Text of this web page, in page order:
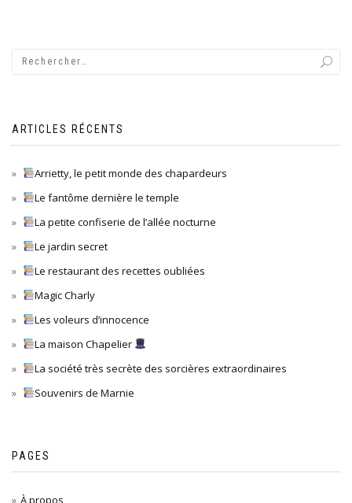
ARTICLES RÉCENTS
Arrietty, le petit monde des chapardeurs
Le fantôme dernière le temple
La petite confiserie de l’allée nocturne
Le jardin secret
Le restaurant des recettes oubliées
Magic Charly
Les voleurs d’innocence
La maison Chapelier
La société très secrète des sorcières extraordinaires
Souvenirs de Marnie
PAGES
À propos